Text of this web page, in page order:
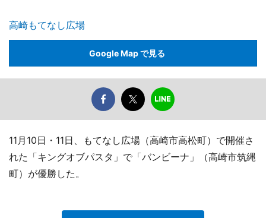
高崎もてなし広場
Google Map で見る
11月10日・11日、もてなし広場（高崎市高松町）で開催さ
れた「キングオブパスタ」で「バンビーナ」（高崎市筑縄
町）が優勝した。